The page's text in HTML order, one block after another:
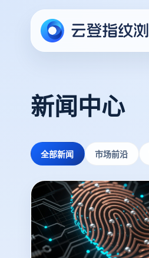
新闻中心
全部新闻 市场前沿